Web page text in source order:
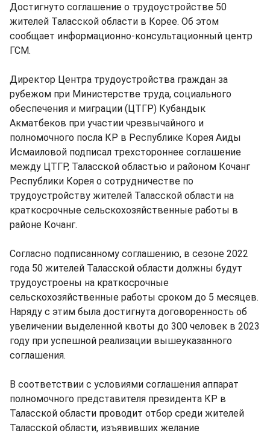
Достигнуто соглашение о трудоустройстве 50
жителей Таласской области в Корее. Об этом
сообщает информационно-консультационный центр
ГСМ.
Директор Центра трудоустройства граждан за
рубежом при Министерстве труда, социального
обеспечения и миграции (ЦТГР) Кубандык
Акматбеков при участии чрезвычайного и
полномочного посла КР в Республике Корея Аиды
Исмаиловой подписал трехстороннее соглашение
между ЦТГР, Таласской областью и районом Кочанг
Республики Корея о сотрудничестве по
трудоустройству жителей Таласской области на
краткосрочные сельскохозяйственные работы в
районе Кочанг.
Согласно подписанному соглашению, в сезоне 2022
года 50 жителей Таласской области должны будут
трудоустроены на краткосрочные
сельскохозяйственные работы сроком до 5 месяцев.
Наряду с этим была достигнута договоренность об
увеличении выделенной квоты до 300 человек в 2023
году при успешной реализации вышеуказанного
соглашения.
В соответствии с условиями соглашения аппарат
полномочного представителя президента КР в
Таласской области проводит отбор среди жителей
Таласской области, изъявивших желание